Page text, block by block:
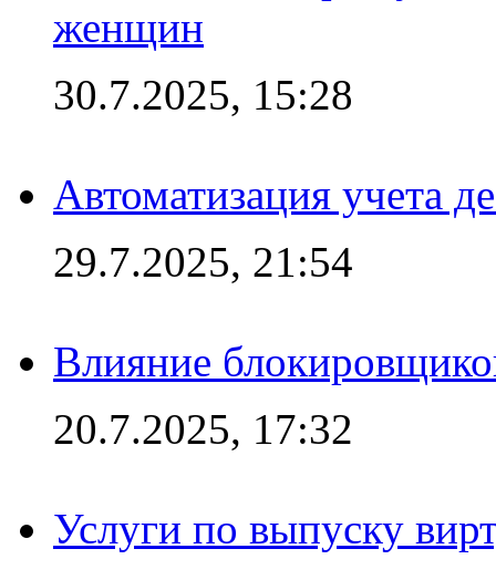
женщин
30.7.2025, 15:28
Автоматизация учета
29.7.2025, 21:54
Влияние
20.7.2025, 17:32
Услуги по выпуску